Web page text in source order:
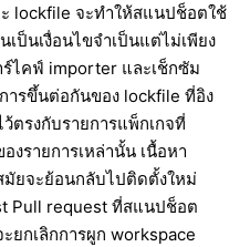
lockfile จะทำให้สแนปช็อตใช้
ป็นเงื่อนไขจำเป็นแต่ไม่เพียง
ไคฟ์ importer และเช็กซัม
ารขึ้นต่อกันของ lockfile ที่อิง
ตรงกับรายการแพ็กเกจที่
งรายการเหล่านั้น เนื้อหา
ยจะย้อนกลับไปติดตั้งใหม่
Pull request ที่สแนปช็อต
ยกเลิกการผูก workspace